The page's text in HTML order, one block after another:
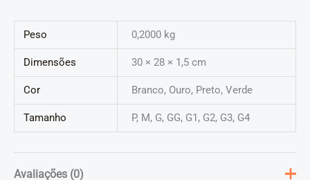
Peso 0,2000 kg
Dimensões 30 × 28 × 1,5 cm
Cor Branco, Ouro, Preto, Verde
Tamanho P, M, G, GG, G1, G2, G3, G4
Avaliações (0)